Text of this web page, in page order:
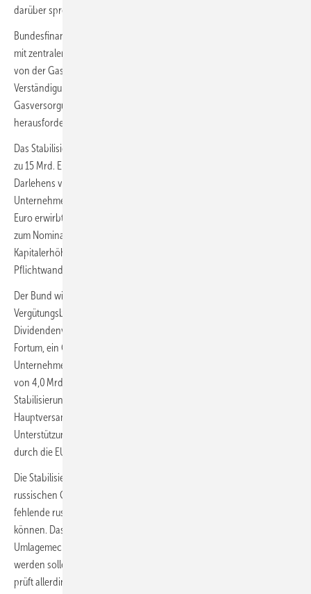
darüber sprechen.“
Bundesfinanzminister Christian Lindner. „Uniper ist ein Unternehmen
mit zentraler Bedeutung. Viele Stadtwerke und Industriebetriebe sind
von der Gasversorgung durch Uniper abhängig. Mit der heutigen
Verständigung der Bundesregierung Uniper zu stützen, sichern wir die
Gasversorgung der Bevölkerung und der Wirtschaft auch in diesen
herausfordernden Zeiten des russischen Angriffskriegs.“
Das Stabilisierungspaket für Uniper mit einem Gesamtumfang von bis
zu 15 Mrd. Euro umfasst eine Aufstockung des bestehenden KfW-
Darlehens von 2 auf 9 Mrd. Euro. Und bis zu 8 Mrd. Euro werden dem
Unternehmen als Eigenkapital zur Verfügung gestellt. Mit rund 270 Mio.
Euro erwirbt der Bund einen Aktienanteil in Höhe von 30 % an Uniper
zum Nominalwert von 1,70 Euro je Aktie im Rahmen einer
Kapitalerhöhung. Weitere bis zu 7,7 Mrd. Euro werden in Form einer
Pflichtwandelanleihe zur Verfügung gestellt.
Der Bund wird im Aufsichtsrat vertreten sein. Zudem gelten für Uniper
Vergütungsbeschränkungen für den Konzernvorstand und ein
Dividendenverbot. Weiterhin verpflichtet sich der Hauptaktionär
Fortum, ein Gesellschafterdarlehen in Höhe von 4,0 Mrd. Euro im
Unternehmen zu belassen und stellt Uniper zudem eine Garantielinie
von 4,0 Mrd. Euro zur Verfügung. Die Eigenkapitalinstrumente des
Stabilisierungspakets unterliegen der Genehmigung durch die
Hauptversammlung von Uniper. Außerdem bedarf dieses
Unterstützungspaket noch der beihilferechtlichen Genehmigung
durch die EU-Kommission.
Die Stabilisierung basiert auf dem Verständnis, dass die Importeure
russischen Gases einen Großteil der Ersatzbeschaffungskosten für
fehlende russische Gasimporte an ihre Kunden weiterreichen
können. Das heißt, dass die gesetzlichen Möglichkeiten eines
Umlagemechanismus nach
werden sollen; spätestens zum 1. Oktober 2022. Die Bundesregierung
prüft allerdings die Einführung der Umlage ab dem 1. September 2022.